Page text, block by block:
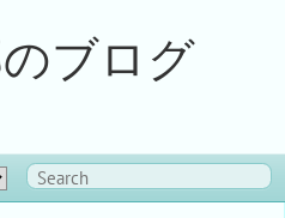
ブログ